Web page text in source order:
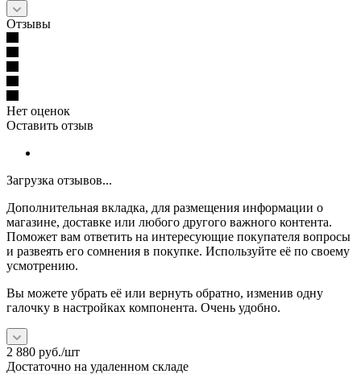
Отзывы
Нет оценок
Оставить отзыв
Загрузка отзывов...
Дополнительная вкладка, для размещения информации о
магазине, доставке или любого другого важного контента.
Поможет вам ответить на интересующие покупателя вопросы
и развеять его сомнения в покупке. Используйте её по своему
усмотрению.
Вы можете убрать её или вернуть обратно, изменив одну
галочку в настройках компонента. Очень удобно.
2 880 руб./шт
Достаточно на удаленном складе